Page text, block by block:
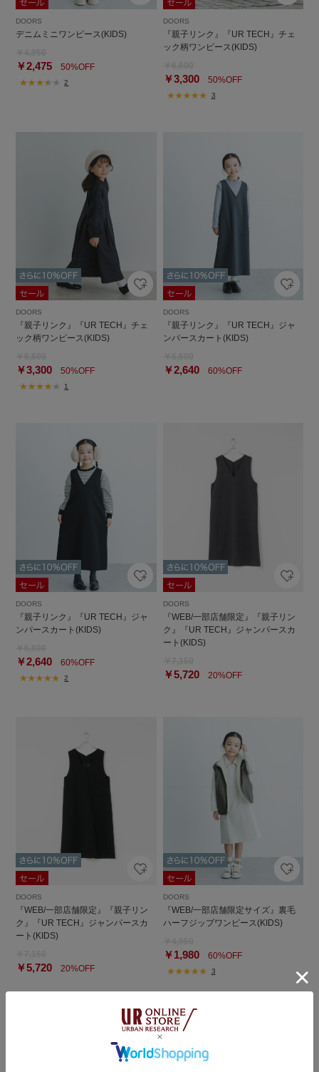
DOORS
デニムミニワンピース(KIDS)
￥2,475 50%OFF
2
DOORS
『親子リンク』『UR TECH』チェ
ック柄ワンピース(KIDS)
￥3,30050%OFF
3
DOORS
『親子リンク』『UR TECH』チェ
ック柄ワンピース(KIDS)
￥3,300 50%OFF
1
DOORS
『親子リンク』『UR TECH』ジャ
ンパースカート(KIDS)
￥2,64060%OFF
DOORS
『親子リンク』『UR TECH』ジャ
ンパースカート(KIDS)
￥2,640 60%OFF
2
DOORS
『WEB/一部店舗限定』『親子リン
ク』『UR TECH』ジャンパースカ
ート(KIDS)
￥5,72020%OFF
DOORS
『WEB/一部店舗限定』『親子リン
ク』『UR TECH』ジャンパースカ
ート(KIDS)
￥5,720 20%OFF
DOORS
『WEB/一部店舗限定サイズ』裏毛
ハーフジップワンピース(KIDS)
￥1,98060%OFF
3